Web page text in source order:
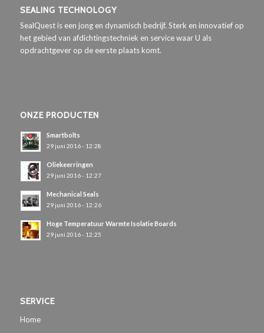
SEALING TECHNOLOGY
SealQuest is een jong en dynamisch bedrijf. Sterk en innovatief op
het gebied van afdichtingstechniek en service waar U als
opdrachtgever op de eerste plaats komt.
ONZE PRODUCTEN
Smartbolts
29 juni 2016 - 12:28
Oliekeerringen
29 juni 2016 - 12:27
Mechanical Seals
29 juni 2016 - 12:26
Hoge Temperatuur Warmte Isolatie Boards
29 juni 2016 - 12:25
SERVICE
Home